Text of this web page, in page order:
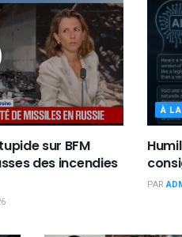
sur BFM
des incendies
À
PAR